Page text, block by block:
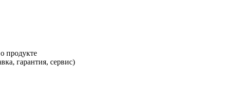
продукте
гарантия, сервис)